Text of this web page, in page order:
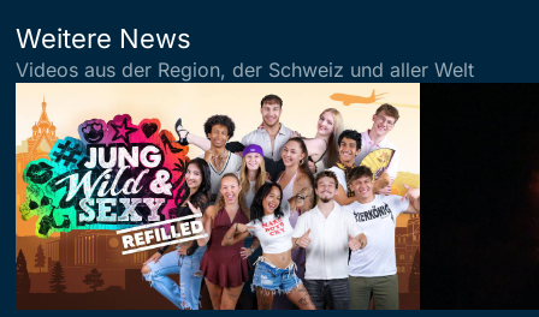
Weitere News
Videos aus der Region, der Schweiz und aller Welt